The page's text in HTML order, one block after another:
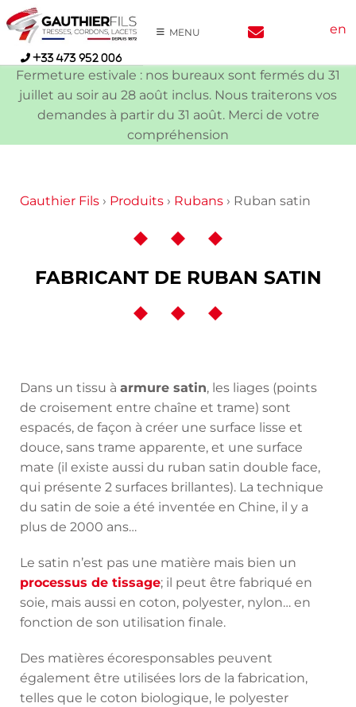
Skip
to
content
+33 473 952 006
MENU en
Fermeture estivale : nos bureaux sont fermés du 31
juillet au soir au 28 août inclus. Nous traiterons vos
demandes à partir du 31 août. Merci de votre
compréhension
Gauthier Fils › Produits › Rubans › Ruban satin
FABRICANT DE RUBAN SATIN
Dans un tissu à armure satin, les liages (points
de croisement entre chaîne et trame) sont
espacés, de façon à créer une surface lisse et
douce, sans trame apparente, et une surface
mate (il existe aussi du ruban satin double face,
qui présente 2 surfaces brillantes). La technique
du satin de soie a été inventée en Chine, il y a
plus de 2000 ans…
Le satin n’est pas une matière mais bien un
processus de tissage; il peut être fabriqué en
soie, mais aussi en coton, polyester, nylon… en
fonction de son utilisation finale.
Des matières écoresponsables peuvent
également être utilisées lors de la fabrication,
telles que le coton biologique, le polyester